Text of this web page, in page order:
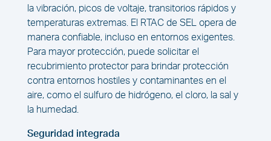
la vibración, picos de voltaje, transitorios rápidos y
temperaturas extremas. El RTAC de SEL opera de
manera confiable, incluso en entornos exigentes.
Para mayor protección, puede solicitar el
recubrimiento protector para brindar protección
contra entornos hostiles y contaminantes en el
aire, como el sulfuro de hidrógeno, el cloro, la sal y
la humedad.
Seguridad integrada